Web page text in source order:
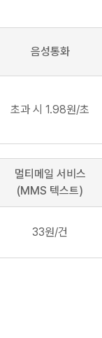
음성통화
초과 시 1.98원/초
멀티메일 서비스
(MMS 텍스트)
33원/건